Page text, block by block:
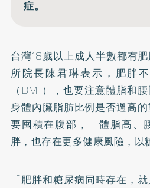
症。
台灣18歲以上成人半數都有
所院長陳君琳表示，肥胖
（BMI），也要注意體脂和
身體內臟脂肪比例是否過高
要囤積在腹部，「體脂高、
胖，也存在更多健康風險，以
「肥胖和糖尿病同時存在，就